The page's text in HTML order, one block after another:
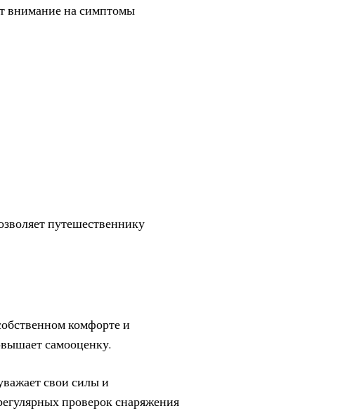
внимание на симптомы
путешественнику
комфорте и
самооценку.
свои силы и
проверок снаряжения